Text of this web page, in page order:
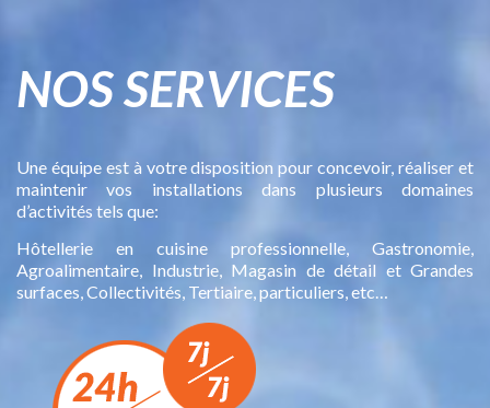
NOS SERVICES
Une équipe est à votre disposition pour concevoir, réaliser et
maintenir vos installations dans plusieurs domaines
d’activités tels que:
Hôtellerie en cuisine professionnelle, Gastronomie,
Agroalimentaire, Industrie, Magasin de détail et Grandes
surfaces, Collectivités, Tertiaire, particuliers, etc…